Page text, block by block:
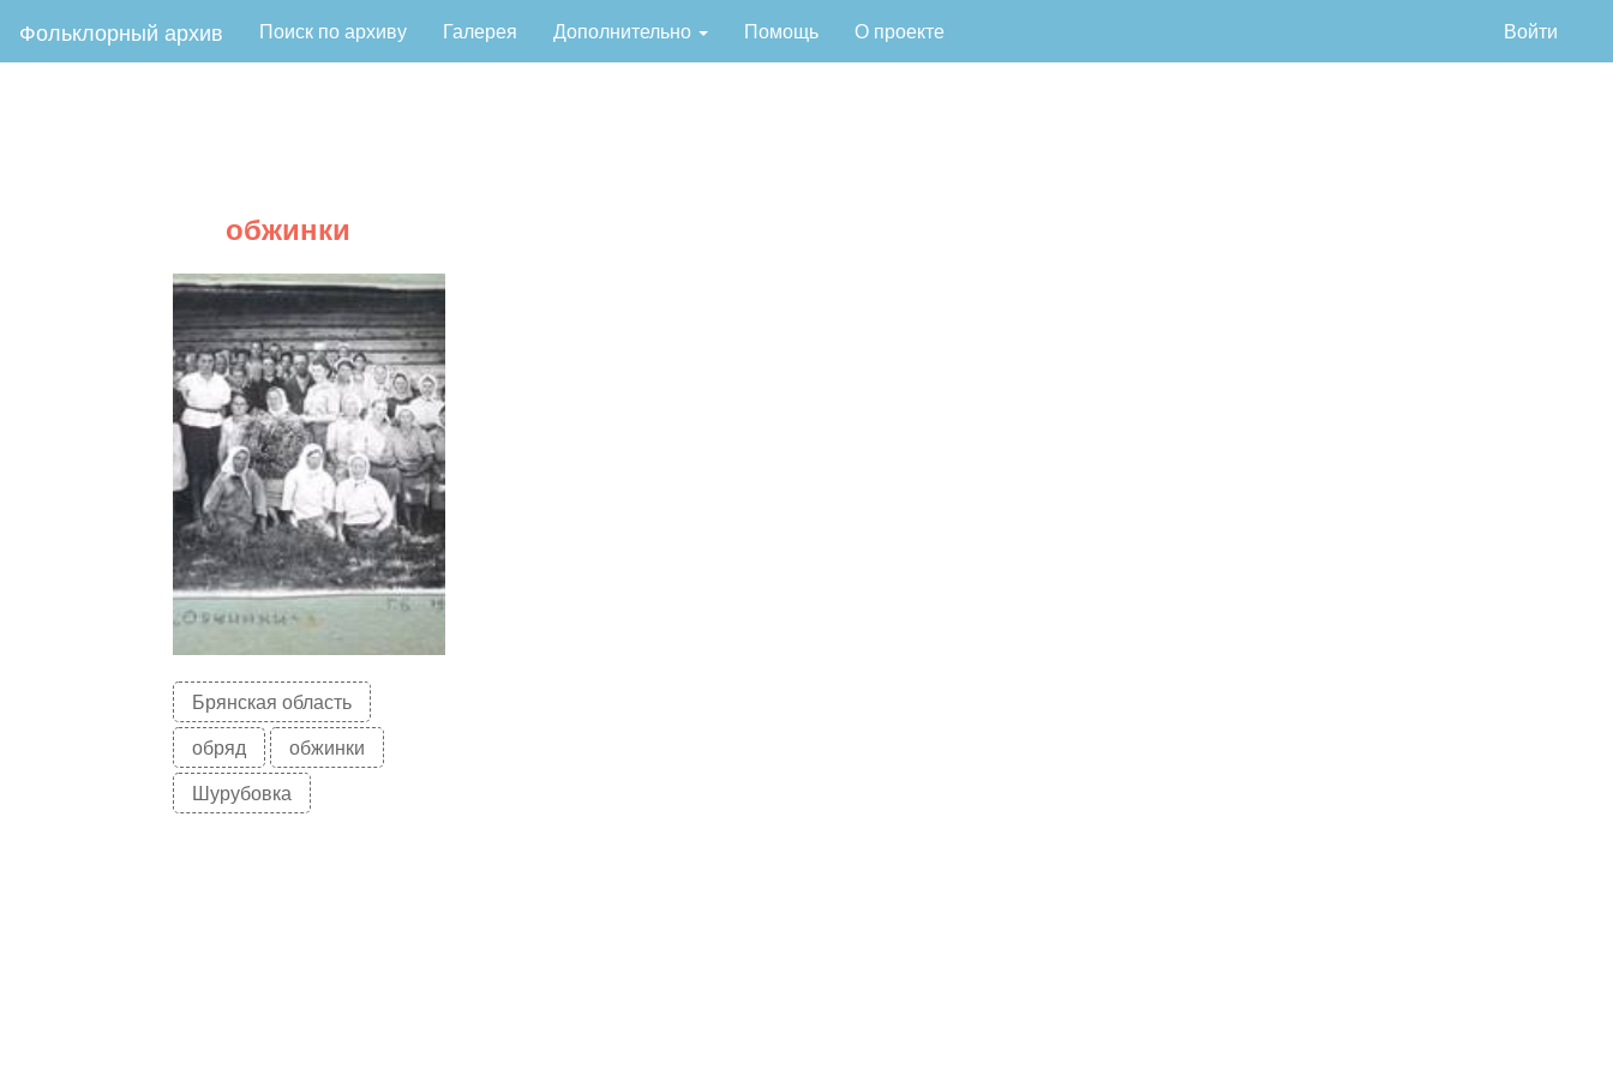
Фольклорный архив Поиск по архиву Галерея Дополнительно Помощь О проекте Войти
обжинки
Брянская область
обряд
обжинки
Шурубовка